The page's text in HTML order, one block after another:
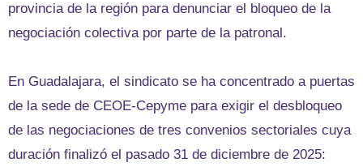
provincia de la región para denunciar el bloqueo de la
negociación colectiva por parte de la patronal.
En Guadalajara, el sindicato se ha concentrado a puertas
de la sede de CEOE-Cepyme para exigir el desbloqueo
de las negociaciones de tres convenios sectoriales cuya
duración finalizó el pasado 31 de diciembre de 2025: